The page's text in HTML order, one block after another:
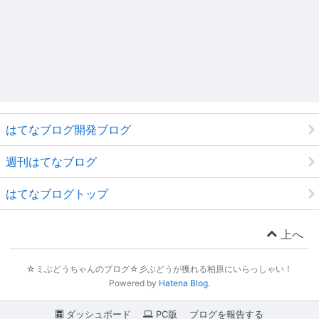
はてなブログ開発ブログ
週刊はてなブログ
はてなブログトップ
上へ
☆ミぶどうちゃんのブログ☆彡ぶどうが獲れる柏原にいらっしゃい！
Powered by Hatena Blog.
ダッシュボード PC版 ブログを報告する